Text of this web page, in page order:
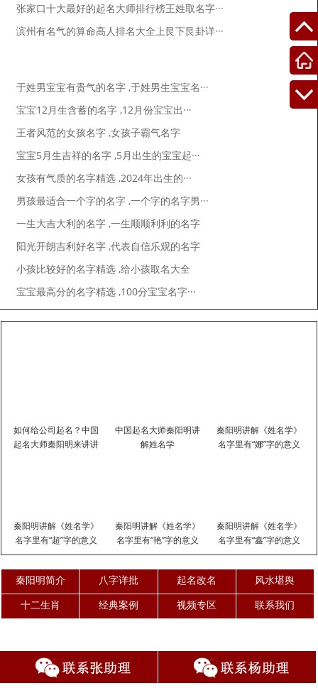
张家口十大最好的起名大师排行榜王姓取名字···
滨州有名气的算命高人排名大全上艮下艮卦详···
于姓男宝宝有贵气的名字 ,于姓男生宝宝名···
宝宝12月生含蓄的名字 ,12月份宝宝出···
王者风范的女孩名字 ,女孩子霸气名字
宝宝5月生吉祥的名字 ,5月出生的宝宝起···
女孩有气质的名字精选 ,2024年出生的···
男孩最适合一个字的名字 ,一个字的名字男···
一生大吉大利的名字 ,一生顺顺利利的名字
阳光开朗吉利好名字 ,代表自信乐观的名字
小孩比较好的名字精选 ,给小孩取名大全
宝宝最高分的名字精选 ,100分宝宝名字···
如何给公司起名？中国
起名大师秦阳明来讲讲
中国起名大师秦阳明讲
解姓名学
秦阳明讲解《姓名学》
名字里有“娜”字的意义
秦阳明讲解《姓名学》
名字里有“超”字的意义
秦阳明讲解《姓名学》
名字里有“艳”字的意义
秦阳明讲解《姓名学》
名字里有“鑫”字的意义
秦阳明简介 八字详批 起名改名
风水堪舆
十二生肖
经典案例 视频专区 联系我们
联系电话：15510530650
微信：qym3633
地址：天津市和平区金融街汇金中心2307